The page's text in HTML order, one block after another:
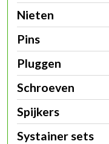
Nieten
Pins
Pluggen
Schroeven
Spijkers
Systainer sets